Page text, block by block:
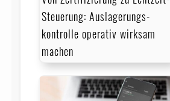
Steuerung: Auslagerungs­
kontrolle operativ wirksam
machen